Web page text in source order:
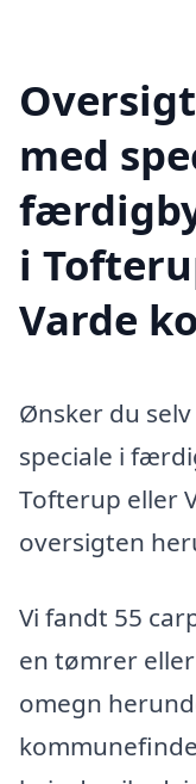
med
i
Varde
Ønsker du
speciale i
Tofterup eller
oversigten
Vi fandt 55
en tømrer
omegn